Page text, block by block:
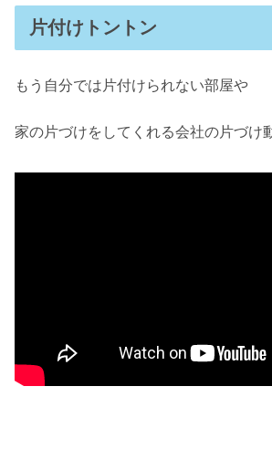
片付けトントン
もう自分では片付けられない部屋や
家の片づけをしてくれる会社の片づけ